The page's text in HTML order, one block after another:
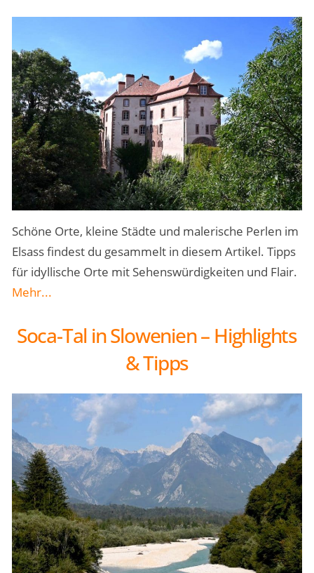
Schöne Orte, kleine Städte und malerische Perlen im
Elsass findest du gesammelt in diesem Artikel. Tipps
für idyllische Orte mit Sehenswürdigkeiten und Flair.
Mehr...
Soca-Tal in Slowenien – Highlights
& Tipps